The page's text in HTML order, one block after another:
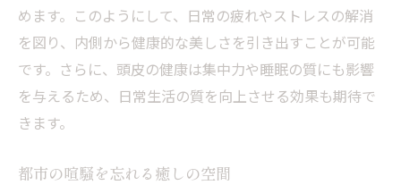
健康を促進するための頭皮マッサージ
専門家が教えるヘッドスパの魅力
心地よい空間で安心のケアを提供
札幌ならではのヘッドスパ体験
忙しい日常に癒しを札幌で体験する極上のヘッ
ドスパ
めます。このようにして、日常の疲れやストレスの解消
を図り、内側から健康的な美しさを引き出すことが可能
です。さらに、頭皮の健康は集中力や睡眠の質にも影響
を与えるため、日常生活の質を向上させる効果も期待で
きます。
都市の喧騒を忘れる癒しの空間